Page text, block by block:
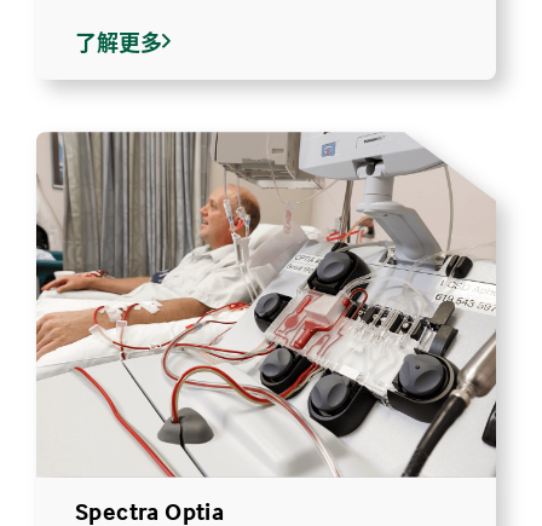
了解更多
Spectra Optia